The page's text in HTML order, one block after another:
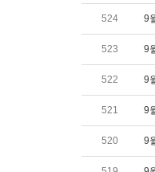
524 9
523 9
522 9
521 9
520 9